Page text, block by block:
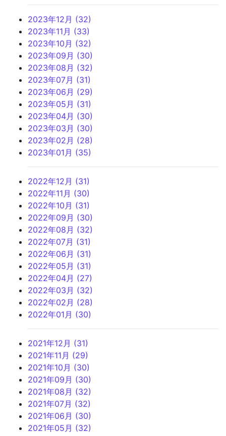
2023年12月 (32)
2023年11月 (33)
2023年10月 (32)
2023年09月 (30)
2023年08月 (32)
2023年07月 (31)
2023年06月 (29)
2023年05月 (31)
2023年04月 (30)
2023年03月 (30)
2023年02月 (28)
2023年01月 (35)
2022年12月 (31)
2022年11月 (30)
2022年10月 (31)
2022年09月 (30)
2022年08月 (32)
2022年07月 (31)
2022年06月 (31)
2022年05月 (31)
2022年04月 (27)
2022年03月 (32)
2022年02月 (28)
2022年01月 (30)
2021年12月 (31)
2021年11月 (29)
2021年10月 (30)
2021年09月 (30)
2021年08月 (32)
2021年07月 (32)
2021年06月 (30)
2021年05月 (32)